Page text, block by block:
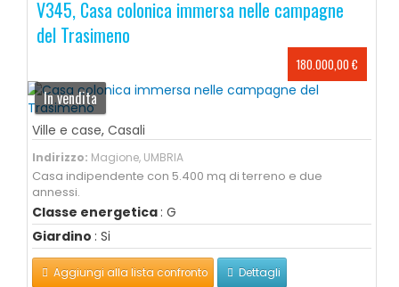
V345, Casa colonica immersa nelle campagne
del Trasimeno
180.000,00 €
In vendita
Ville e case, Casali
Indirizzo: Magione, UMBRIA
Casa indipendente con 5.400 mq di terreno e due
annessi.
Classe energetica : G
Giardino : Si
Aggiungi alla lista confronto Dettagli